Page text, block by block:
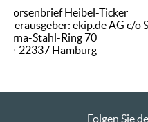
Börsenbrief Heibel-Ticker
Herausgeber: ekip.de AG c/o
Erna-Stahl-Ring 70
D-22337 Hamburg
Folgen Sie